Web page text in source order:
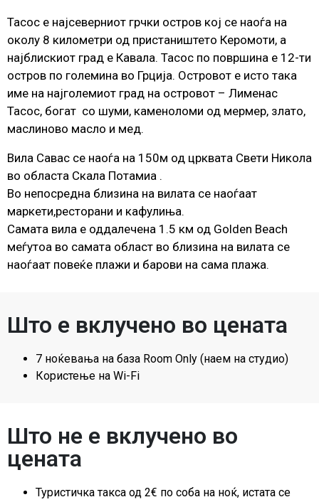
Тасос е најсеверниот грчки остров кој се наоѓа на
околу 8 километри од пристаништето Керомоти, а
најблискиот град е Кавала. Тасос по површина е 12-ти
остров по големина во Грција. Островот е исто така
име на најголемиот град на островот – Лименас
Тасос, богат со шуми, каменоломи од мермер, злато,
маслиново масло и мед.
Вила Савас се наоѓа на 150м од црквата Свети Никола
во областа Скала Потамиа .
Во непосредна близина на вилата се наоѓаат
маркети,ресторани и кафулиња.
Самата вила е оддалечена 1.5 км од Golden Beach
меѓутоа во самата област во близина на вилата се
наоѓаат повеќе плажи и барови на сама плажа.
Што е вклучено во цената
7 ноќевања на база Room Only (наем на студио)
Користење на Wi-Fi
Што не е вклучено во
цената
Туристичка такса од 2€ по соба на ноќ, истата се